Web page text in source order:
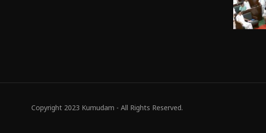
Copyright 2023 Kumudam - All Rights Reserved.